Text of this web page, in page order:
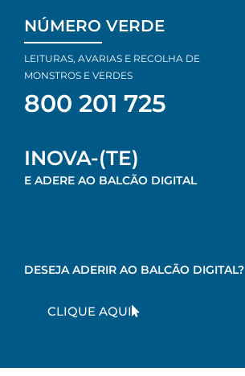
NÚMERO VERDE
LEITURAS, AVARIAS E RECOLHA DE
MONSTROS E VERDES
800 201 725
INOVA-(TE)
E ADERE AO BALCÃO DIGITAL
DESEJA ADERIR AO BALCÃO DIGITAL?
CLIQUE AQUI